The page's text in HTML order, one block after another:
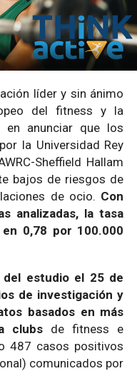
líder y sin ánimo
del fitness y la
en anunciar que los
la Universidad Rey
Sheffield Hallam
bajos de riesgos de
de ocio. Con
analizadas, la tasa
0,78 por 100.000
del estudio el 25 de
de investigación y
basados en más
clubs de fitness e
487 casos positivos
comunicados por